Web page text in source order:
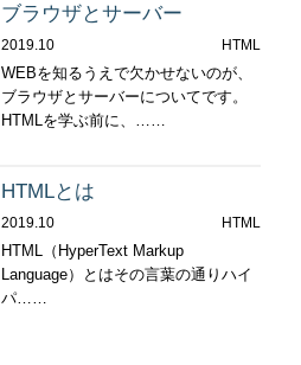
ブラウザとサーバー
2019.10
HTML
WEBを知るうえで欠かせないのが、
ブラウザとサーバーについてです。
HTMLを学ぶ前に、……
HTMLとは
2019.10
HTML
HTML（HyperText Markup
Language）とはその言葉の通りハイ
パ……